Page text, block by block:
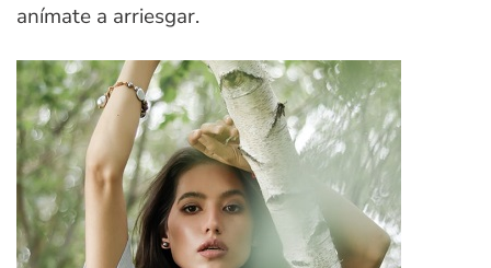
anímate a arriesgar.